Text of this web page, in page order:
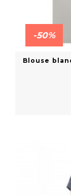
-50%
Blouse